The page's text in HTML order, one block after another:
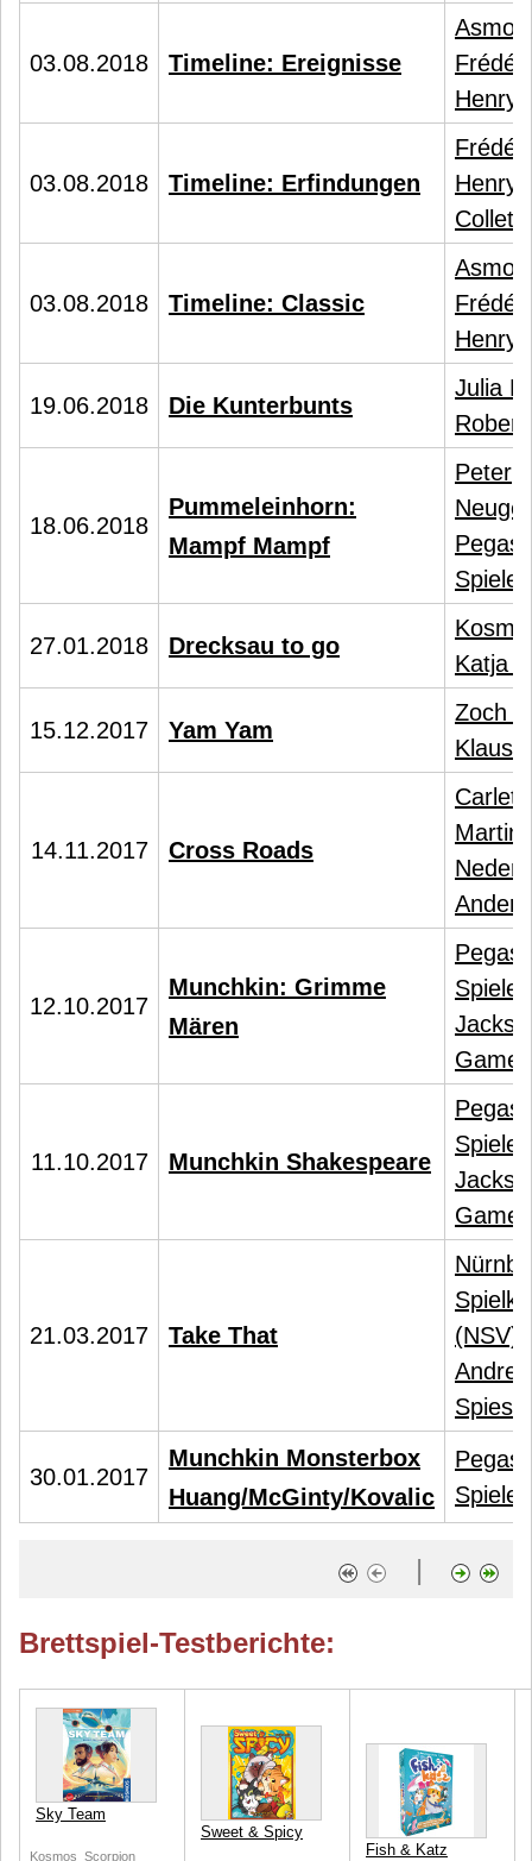
03.08.2018 Timeline: Ereignisse
Henry
03.08.2018 Timeline: Erfindungen
Henry
03.08.2018 Timeline: Classic
Henry
19.06.2018 Die Kunterbunts
Julia
18.06.2018
Pummeleinhorn:
Mampf Mampf
Peter
Spiele
27.01.2018 Drecksau to go
Katja
15.12.2017 Yam Yam
Zoch
Klaus
14.11.2017 Cross Roads
Martin
12.10.2017
Munchkin: Grimme
Mären
Spiele
Games
11.10.2017 Munchkin Shakespeare
Spiele
Games
21.03.2017 Take That
(NSV)
Spies
30.01.2017
Munchkin Monsterbox
Huang/McGinty/Kovalic
Spiele
|
Brettspiel-Testberichte:
Sky Team
Kosmos Scorpion
Sweet & Spicy
Fish & Katz